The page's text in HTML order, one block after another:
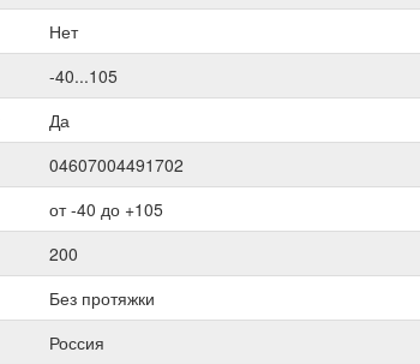
Нет
-40...105
Да
04607004491702
от -40 до +105
200
Без протяжки
Россия